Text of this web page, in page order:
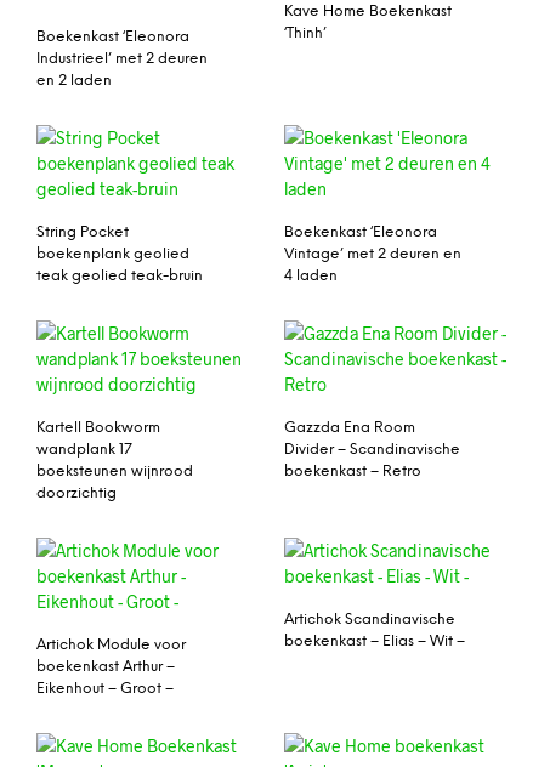
Boekenkast ‘Eleonora
Industrieel’ met 2 deuren
en 2 laden
Kave Home Boekenkast
‘Thinh’
String Pocket
boekenplank geolied
teak geolied teak-bruin
Boekenkast ‘Eleonora
Vintage’ met 2 deuren en
4 laden
Kartell Bookworm
wandplank 17
boeksteunen wijnrood
doorzichtig
Gazzda Ena Room
Divider – Scandinavische
boekenkast – Retro
Artichok Module voor
boekenkast Arthur –
Eikenhout – Groot –
Artichok Scandinavische
boekenkast – Elias – Wit –